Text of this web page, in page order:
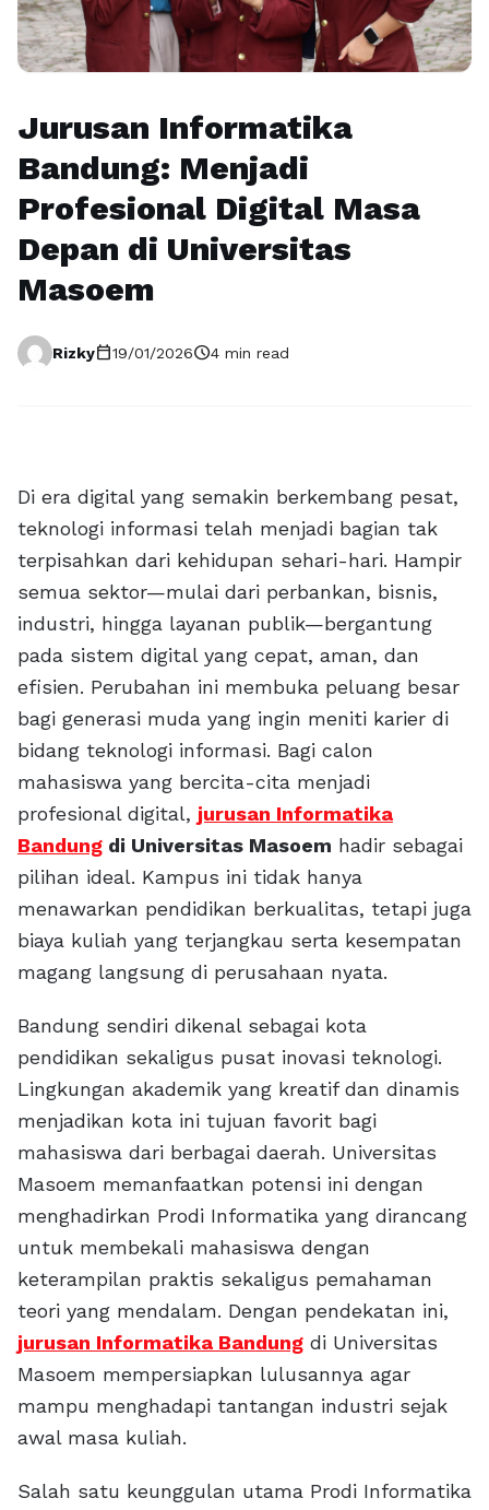
Jurusan Informatika
Bandung: Menjadi
Profesional Digital Masa
Depan di Universitas
Masoem
Rizkycalendar_today19/01/2026schedule4 min read
Di era digital yang semakin berkembang pesat,
teknologi informasi telah menjadi bagian tak
terpisahkan dari kehidupan sehari-hari. Hampir
semua sektor—mulai dari perbankan, bisnis,
industri, hingga layanan publik—bergantung
pada sistem digital yang cepat, aman, dan
efisien. Perubahan ini membuka peluang besar
bagi generasi muda yang ingin meniti karier di
bidang teknologi informasi. Bagi calon
mahasiswa yang bercita-cita menjadi
profesional digital, jurusan Informatika
Bandung di Universitas Masoem hadir sebagai
pilihan ideal. Kampus ini tidak hanya
menawarkan pendidikan berkualitas, tetapi juga
biaya kuliah yang terjangkau serta kesempatan
magang langsung di perusahaan nyata.
Bandung sendiri dikenal sebagai kota
pendidikan sekaligus pusat inovasi teknologi.
Lingkungan akademik yang kreatif dan dinamis
menjadikan kota ini tujuan favorit bagi
mahasiswa dari berbagai daerah. Universitas
Masoem memanfaatkan potensi ini dengan
menghadirkan Prodi Informatika yang dirancang
untuk membekali mahasiswa dengan
keterampilan praktis sekaligus pemahaman
teori yang mendalam. Dengan pendekatan ini,
jurusan Informatika Bandung di Universitas
Masoem mempersiapkan lulusannya agar
mampu menghadapi tantangan industri sejak
awal masa kuliah.
Salah satu keunggulan utama Prodi Informatika